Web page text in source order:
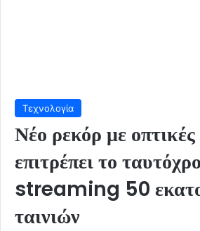
Τεχνολογία
Νέο ρεκόρ με οπτικές
επιτρέπει το
streaming 50
ταινιών